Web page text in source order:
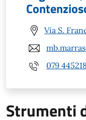
Via S.
079
Strumenti